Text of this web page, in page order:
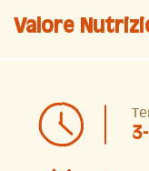
Valore